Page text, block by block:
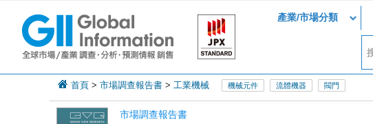
產業/市場分類
首頁 > 市場調查報告書 > 工業機械 機械元件 流體機器 閥門
市場調查報告書